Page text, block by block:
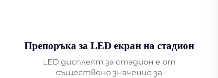
Препоръка за LED екран на стадион
LED дисплеят за стадион е от
съществено значение за